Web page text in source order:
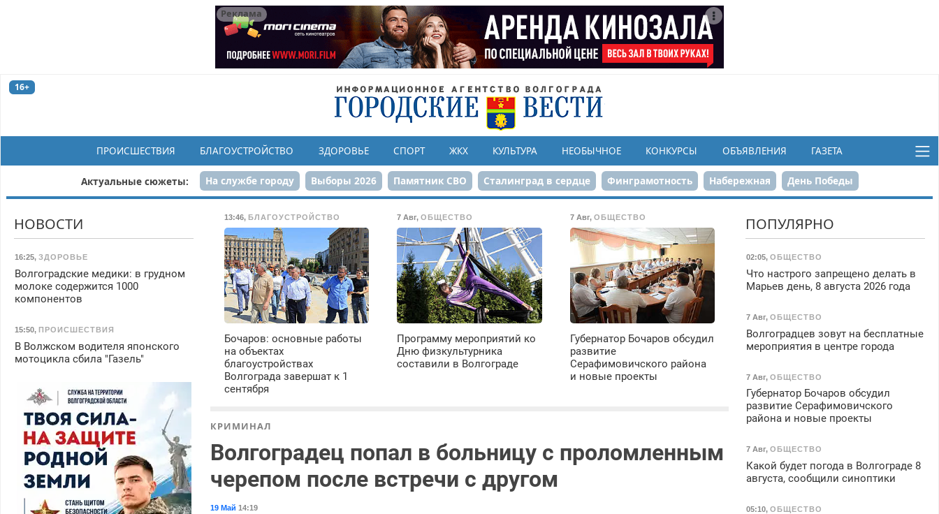
Реклама
16+
ПРОИСШЕСТВИЯ БЛАГОУСТРОЙСТВО ЗДОРОВЬЕ СПОРТ ЖКХ КУЛЬТУРА НЕОБЫЧНОЕ КОНКУРСЫ ОБЪЯВЛЕНИЯ ГАЗЕТА
Актуальные сюжеты: На службе городу Выборы 2026 Памятник СВО Сталинград в сердце Финграмотность Набережная День Победы
Реконструкция ЦПКиО 80-летие Победы Парк Героев-летчиков
13:46, БЛАГОУСТРОЙСТВО
Бочаров: основные работы
на объектах
благоустройствах
Волгограда завершат к 1
сентября
7 Авг,ОБЩЕСТВО
Программу мероприятий ко
Дню физкультурника
составили в Волгограде
7 Авг, ОБЩЕСТВО
Губернатор Бочаров обсудил
развитие
Серафимовичского района
и новые проекты
КРИМИНАЛ
Волгоградец попал в больницу с проломленным
черепом после встречи с другом
19 Май 14:19
НОВОСТИ
16:25, ЗДОРОВЬЕ
Волгоградские медики: в грудном
молоке содержится 1000
компонентов
15:50, ПРОИСШЕСТВИЯ
В Волжском водителя японского
мотоцикла сбила "Газель"
ПОПУЛЯРНО
02:05, ОБЩЕСТВО
Что настрого запрещено делать в
Марьев день, 8 августа 2026 года
7 Авг, ОБЩЕСТВО
Волгоградцев зовут на бесплатные
мероприятия в центре города
7 Авг, ОБЩЕСТВО
Губернатор Бочаров обсудил
развитие Серафимовичского
района и новые проекты
7 Авг, ОБЩЕСТВО
Какой будет погода в Волгограде 8
августа, сообщили синоптики
05:10, ОБЩЕСТВО